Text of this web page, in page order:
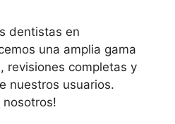
dentistas en
una amplia gama
revisiones completas y
nuestros usuarios.
nosotros!